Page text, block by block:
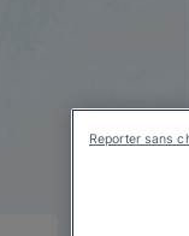
Reporter sans